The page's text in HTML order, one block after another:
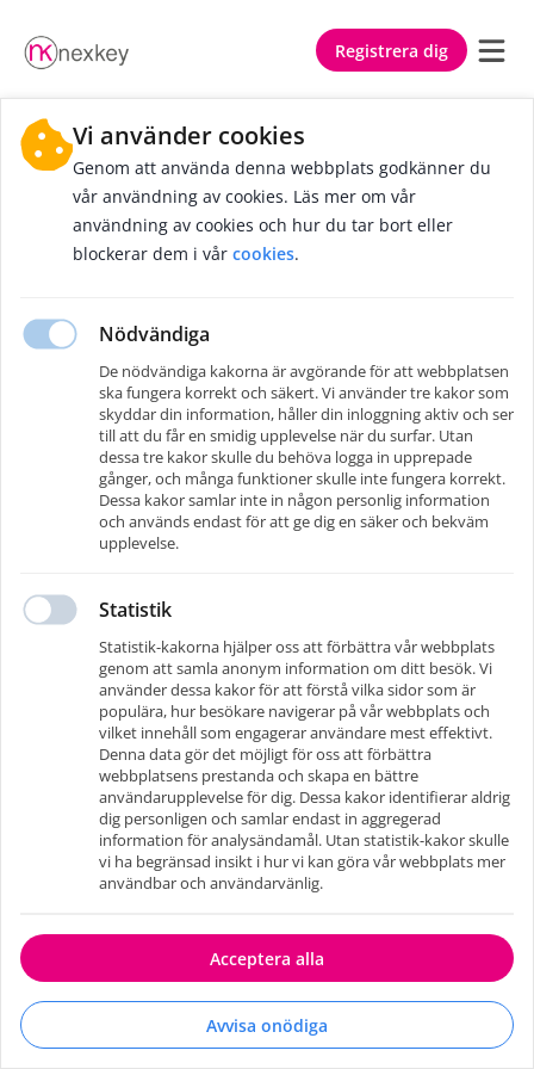
Registrera dig
Inga nyheter här ännu
Det finns inga nyheter för tillfället.
Kom tillbaka senare.
Specialister inom bemanning och rekrytering
AnvändarvillkorIntegritet CookiesGå till företagsportalen
Vi använder cookies
Genom att använda denna webbplats godkänner du
vår användning av cookies. Läs mer om vår
användning av cookies och hur du tar bort eller
blockerar dem i vår cookies.
Nödvändiga
De nödvändiga kakorna är avgörande för att webbplatsen
ska fungera korrekt och säkert. Vi använder tre kakor som
skyddar din information, håller din inloggning aktiv och ser
till att du får en smidig upplevelse när du surfar. Utan
dessa tre kakor skulle du behöva logga in upprepade
gånger, och många funktioner skulle inte fungera korrekt.
Dessa kakor samlar inte in någon personlig information
och används endast för att ge dig en säker och bekväm
upplevelse.
Statistik
Statistik-kakorna hjälper oss att förbättra vår webbplats
genom att samla anonym information om ditt besök. Vi
använder dessa kakor för att förstå vilka sidor som är
populära, hur besökare navigerar på vår webbplats och
vilket innehåll som engagerar användare mest effektivt.
Denna data gör det möjligt för oss att förbättra
webbplatsens prestanda och skapa en bättre
användarupplevelse för dig. Dessa kakor identifierar aldrig
dig personligen och samlar endast in aggregerad
information för analysändamål. Utan statistik-kakor skulle
vi ha begränsad insikt i hur vi kan göra vår webbplats mer
användbar och användarvänlig.
Acceptera alla
Avvisa onödiga